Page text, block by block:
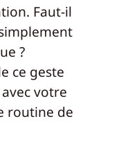
Faut-il
?
ce geste
votre
routine de